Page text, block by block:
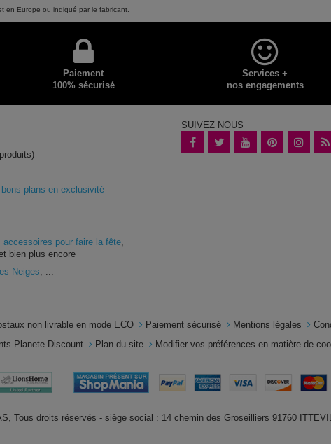
en Europe ou indiqué par le fabricant.
Paiement
100% sécurisé
Services +
nos engagements
plans en exclusivité
accessoires pour faire la fête
bien plus encore
Neiges
SUIVEZ NOUS
non livrable en mode ECO Paiement sécurisé Mentions légales
Planete Discount Plan du site Modifier vos préférences en matière de
Tous droits réservés - siège social : 14 chemin des Groseilliers 91760